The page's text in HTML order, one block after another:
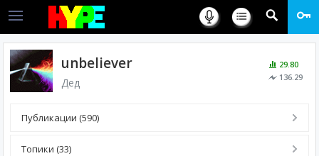
29.80
136.29
unbeliever
Дед
Публикации (590)
Топики (33)